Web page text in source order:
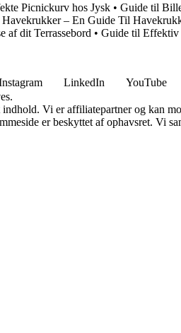
Picnickurv hos Jysk • Guide til
Havekrukker – En Guide Til
af dit Terrassebord • Guide til Effektiv
LinkedIn YouTube
Vi er affiliatepartner og kan
er beskyttet af ophavsret. Vi